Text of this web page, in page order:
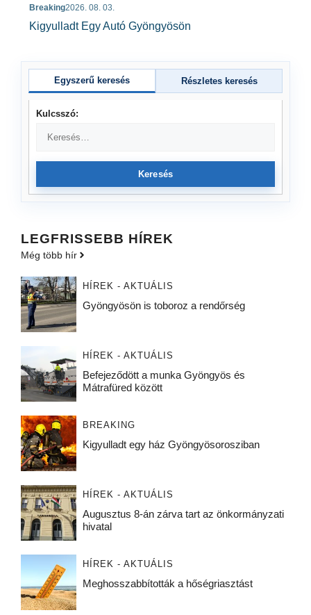
Breaking2026. 08. 03.
Kigyulladt Egy Autó Gyöngyösön
Egyszerű keresés Részletes keresés
Kulcsszó:
Keresés
LEGFRISSEBB HÍREK
Még több hír
HÍREK - AKTUÁLIS
Gyöngyösön is toboroz a rendőrség
HÍREK - AKTUÁLIS
Befejeződött a munka Gyöngyös és
Mátrafüred között
BREAKING
Kigyulladt egy ház Gyöngyösorosziban
HÍREK - AKTUÁLIS
Augusztus 8-án zárva tart az önkormányzati
hivatal
HÍREK - AKTUÁLIS
Meghosszabbították a hőségriasztást